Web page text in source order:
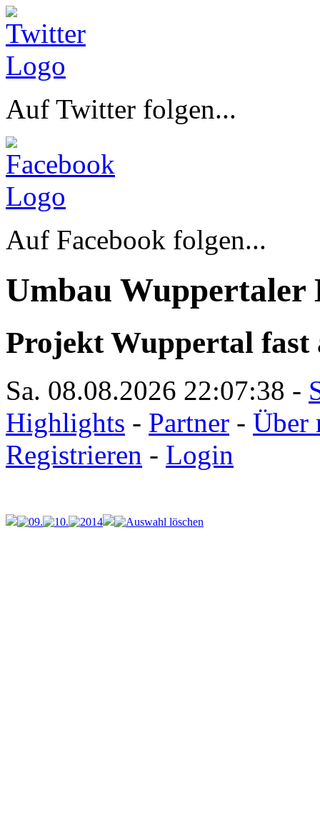
Auf Twitter folgen...
Auf Facebook folgen...
Umbau Wuppertaler
Projekt Wuppertal fast
Sa. 08.08.2026 22:07:38 -
Highlights - Partner - Über
Registrieren - Login